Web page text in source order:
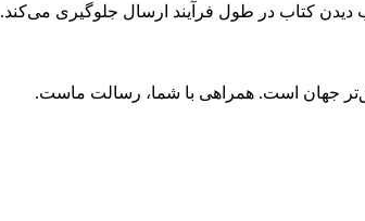
دیدن کتاب در طول فرآیند ارسال جلوگیری می‌کند.
جهان است. همراهی با شما، رسالت ماست.